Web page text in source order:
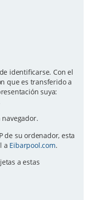
identificarse. Con el
que es transferido a
suya:
de su ordenador, esta
a Eibarpool.com.
a estas